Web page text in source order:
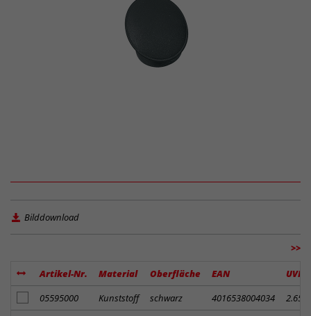
Bilddownload
>>
Artikel-Nr. Material Oberfläche EAN
UVP
Artikel zum Merkzettel hinzufügen
05595000 Kunststoff schwarz 4016538004034 2.65